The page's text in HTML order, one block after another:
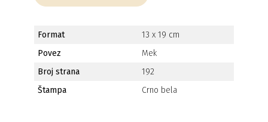
Format
13 x 19 cm
Povez
Mek
Broj strana
192
Štampa
Crno bela